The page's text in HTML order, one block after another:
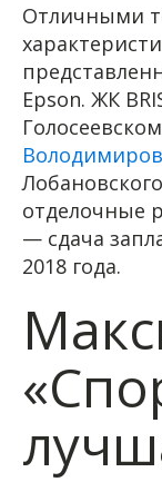
Отличными
Epson. ЖК
отделочные
— сдача
2018 года.